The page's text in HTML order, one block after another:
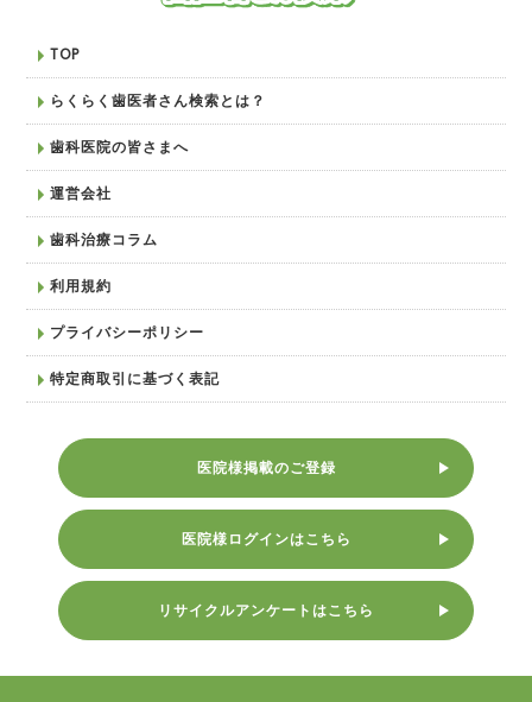
TOP
らくらく歯医者さん検索とは？
歯科医院の皆さまへ
運営会社
歯科治療コラム
利用規約
プライバシーポリシー
特定商取引に基づく表記
医院様掲載のご登録
医院様ログインはこちら
リサイクルアンケートはこちら